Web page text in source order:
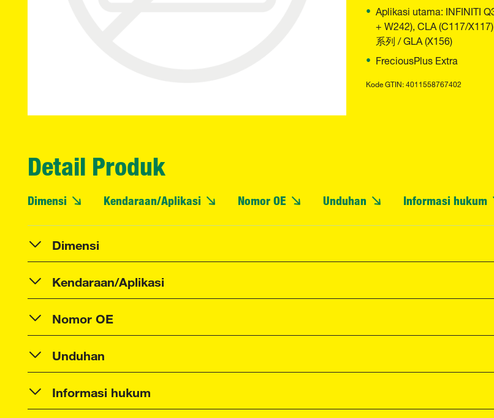
Aplikasi utama: INFINITI
+ W242), CLA (C117/
系列 / GLA (X156)
FreciousPlus Extra
Kode GTIN: 4011558767402
Detail Produk
Dimensi Kendaraan/Aplikasi Nomor OE Unduhan Informasi hukum
Dimensi
Kendaraan/Aplikasi
Nomor OE
Unduhan
Informasi hukum